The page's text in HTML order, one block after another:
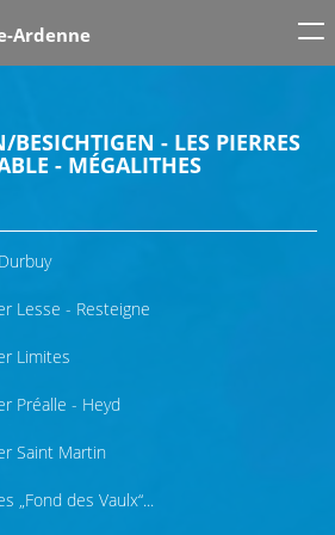
Ardenne
BESICHTIGEN - LES PIERRES
- MÉGALITHES
Lesse - Resteigne
Limites
Préalle - Heyd
Saint Martin
„Fond des Vaulx“...